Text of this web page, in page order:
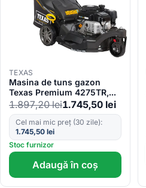
TEXAS
Masina de tuns gazon
Texas Premium 4275TR,
1.8CP, latime lucru 42cm,
inaltime taiere 25-75mm,
45L, benzina, 3roti
1.897,20lei1.745,50 lei
Cel mai mic preț (30 zile):
1.745,50 lei
Stoc furnizor
Adaugă în coș